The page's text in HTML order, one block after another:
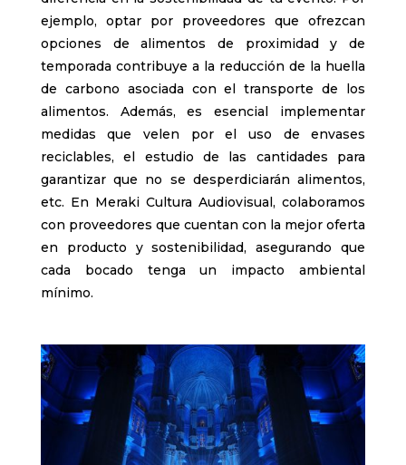
ejemplo, optar por proveedores que ofrezcan
opciones de alimentos de proximidad y de
temporada contribuye a la reducción de la huella
de carbono asociada con el transporte de los
alimentos. Además, es esencial implementar
medidas que velen por el uso de envases
reciclables, el estudio de las cantidades para
garantizar que no se desperdiciarán alimentos,
etc. En Meraki Cultura Audiovisual, colaboramos
con proveedores que cuentan con la mejor oferta
en producto y sostenibilidad, asegurando que
cada bocado tenga un impacto ambiental
mínimo.